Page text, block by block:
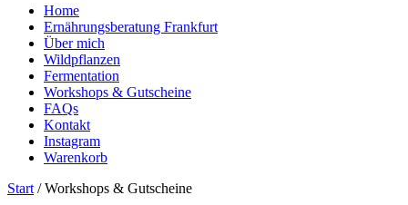
Home
Ernährungsberatung Frankfurt
Über mich
Wildpflanzen
Fermentation
Workshops & Gutscheine
FAQs
Kontakt
Instagram
Warenkorb
Start / Workshops & Gutscheine